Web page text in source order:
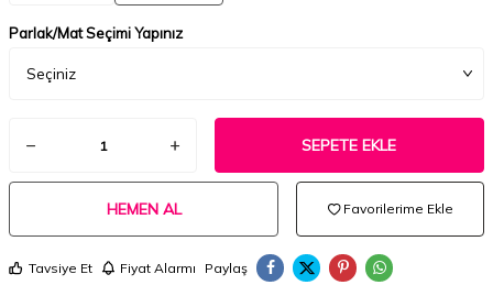
Parlak/Mat Seçimi Yapınız
SEPETE EKLE
HEMEN AL Favorilerime Ekle
Tavsiye Et Fiyat Alarmı Paylaş